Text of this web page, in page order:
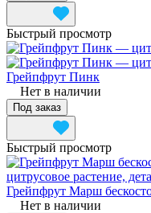
Быстрый просмотр
Грейпфрут Пинк
Нет в наличии
Под заказ
Быстрый просмотр
Грейпфрут Марш
Нет в наличии